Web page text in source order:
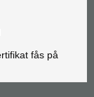
fås på